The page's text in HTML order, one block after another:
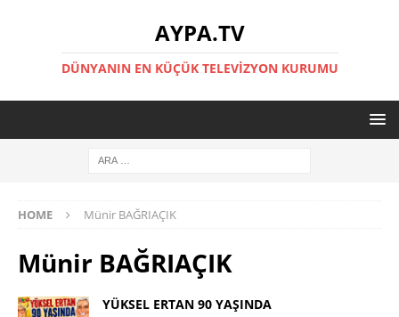
AYPA.TV
DÜNYANIN EN KÜÇÜK TELEVIZYON KURUMU
HOME Münir BAĞRIAÇIK
Münir BAĞRIAÇIK
YÜKSEL ERTAN 90 YAŞINDA